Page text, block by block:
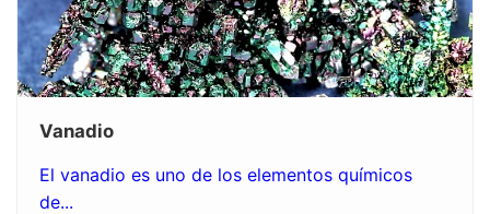
Vanadio
El vanadio es uno de los elementos químicos
de...